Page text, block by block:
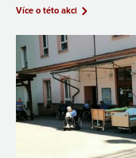
Více o této akci